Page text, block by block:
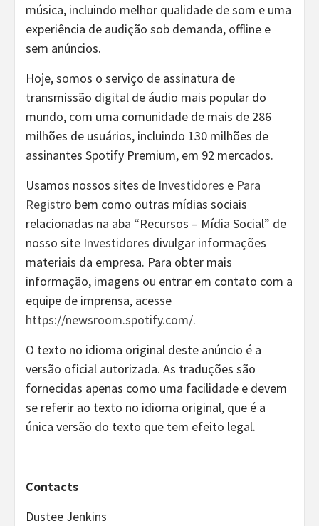
música, incluindo melhor qualidade de som e uma
experiência de audição sob demanda, offline e
sem anúncios.
Hoje, somos o serviço de assinatura de
transmissão digital de áudio mais popular do
mundo, com uma comunidade de mais de 286
milhões de usuários, incluindo 130 milhões de
assinantes Spotify Premium, em 92 mercados.
Usamos nossos sites de Investidores e Para
Registro bem como outras mídias sociais
relacionadas na aba “Recursos – Mídia Social” de
nosso site Investidores divulgar informações
materiais da empresa. Para obter mais
informação, imagens ou entrar em contato com a
equipe de imprensa, acesse
https://newsroom.spotify.com/.
O texto no idioma original deste anúncio é a
versão oficial autorizada. As traduções são
fornecidas apenas como uma facilidade e devem
se referir ao texto no idioma original, que é a
única versão do texto que tem efeito legal.
Contacts
Dustee Jenkins